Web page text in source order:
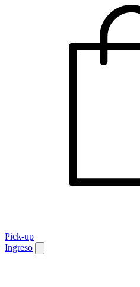
Pick-up
Ingreso